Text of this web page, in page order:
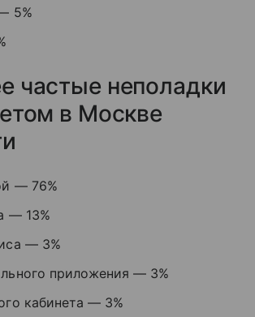
5%
частые неполадки
в Москве
— 76%
— 13%
— 3%
приложения — 3%
кабинета — 3%